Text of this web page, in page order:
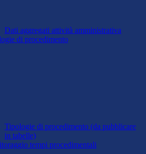
Dati aggregati attività amministrativa
di procedimento
Tipologie di procedimento (da pubblicare
in tabelle)
tempi procedimentali